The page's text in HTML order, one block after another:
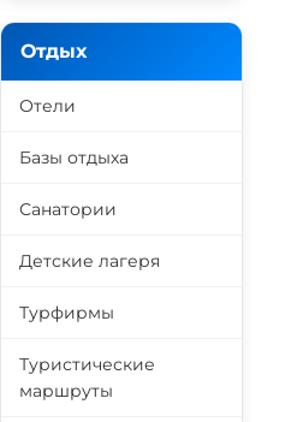
Отдых
Отели
Базы отдыха
Санатории
Детские лагеря
Турфирмы
Туристические
маршруты